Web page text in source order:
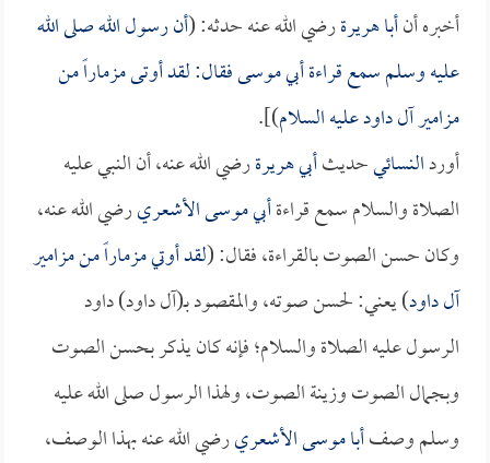
أخبره أنأبا هريرةرضي الله عنه حدثه: (أن رسول الله صلى الله
عليه وسلم سمع قراءةأبي موسىفقال: لقد أوتى مزماراً من
مزامير آل داود عليه السلام)].
أوردالنسائيحديثأبي هريرةرضي الله عنه، أن النبي عليه
الصلاة والسلام سمع قراءةأبي موسى الأشعريرضي الله عنه،
وكان حسن الصوت بالقراءة، فقال: (لقد أوتي مزماراً من مزامير
آل داود) يعني: لحسن صوته، والمقصود بـ(آل داود) داود
الرسول عليه الصلاة والسلام؛ فإنه كان يذكر بحسن الصوت
وبجمال الصوت وزينة الصوت، ولهذا الرسول صلى الله عليه
وسلم وصفأبا موسى الأشعريرضي الله عنه بهذا الوصف،